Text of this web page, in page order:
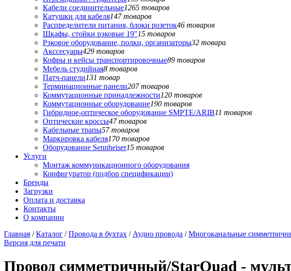
Кабели соединительные1265 товаров
Катушки для кабеля147 товаров
Распределители питания, блоки розеток46 товаров
Шкафы, стойки рэковые 19"15 товаров
Рэковое оборудование, полки, организаторы32 товара
Акссесуары429 товаров
Кофры и кейсы транспортировочные89 товаров
Мебель студийная8 товаров
Патч-панели131 товар
Терминационные панели207 товаров
Коммутационные принадлежности120 товаров
Коммутационные оборудование190 товаров
Гибридное-оптическое оборудование SMPTE/ARIB11 товаров
Оптические кроссы47 товаров
Кабельные трапы57 товаров
Маркировка кабеля170 товаров
Оборудование Sennheiser15 товаров
Услуги
Монтаж коммуникационного оборудования
Конфигуратор (подбор спецификации)
Бренды
Загрузки
Оплата и доставка
Контакты
О компании
Главная /Каталог /Провода в бухтах / Аудио провода /Многоканальные
Версия для печати
Провод симметричный/StarQuad -